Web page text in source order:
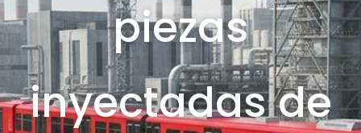
piezas
inyectadas de